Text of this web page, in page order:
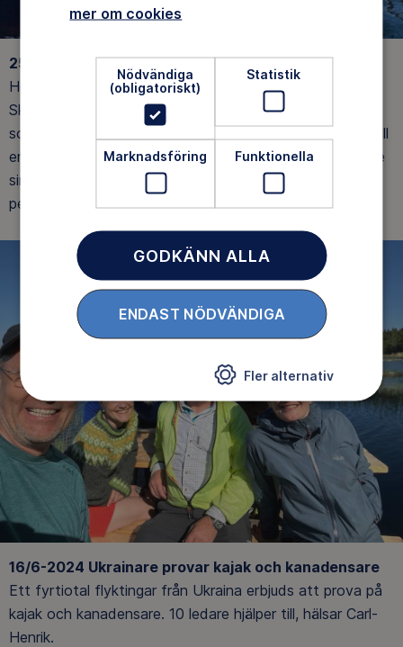
25-26/5-2024 Rångsen och Skatens skärgård
Helgen 25-26 maj hade vi en tur i Stora Rångsen och
Skatens skärgård (Upplandskusten). Turen var planerad
som en tvåa (lätt) men vi fick snabbt sneppa upp den till
en trea (medel) p g a duktiga deltagare. Alla förbättrade
sin paddelteknik under turen och våra planerade 10 km
per dag blev drygt 15 km. Hälsar Janne Eriksson
16/6-2024 Ukrainare provar kajak och kanadensare
Ett fyrtiotal flyktingar från Ukraina erbjuds att prova på
kajak och kanadensare. 10 ledare hjälper till, hälsar Carl-
Henrik.
mer om cookies
Nödvändiga
(obligatoriskt)
Statistik
Marknadsföring Funktionella
GODKÄNN ALLA
ENDAST NÖDVÄNDIGA
Fler alternativ